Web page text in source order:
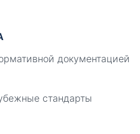
документацией
стандарты